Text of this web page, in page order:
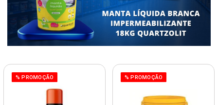
% PROMOÇÃO % PROMOÇÃO